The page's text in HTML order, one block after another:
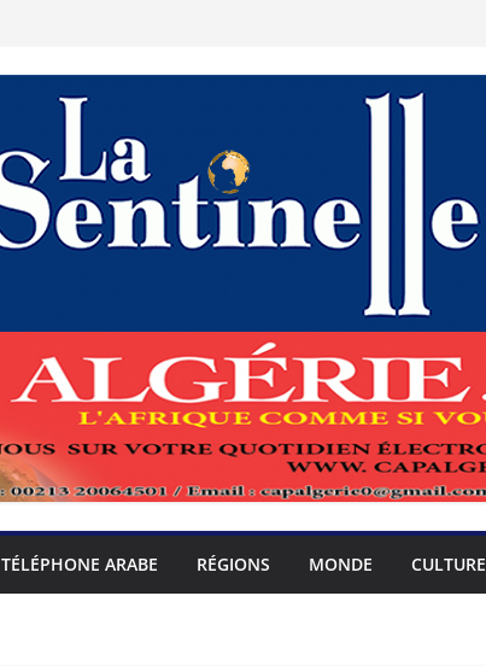
TÉLÉPHONE ARABE RÉGIONS MONDE CULTURE